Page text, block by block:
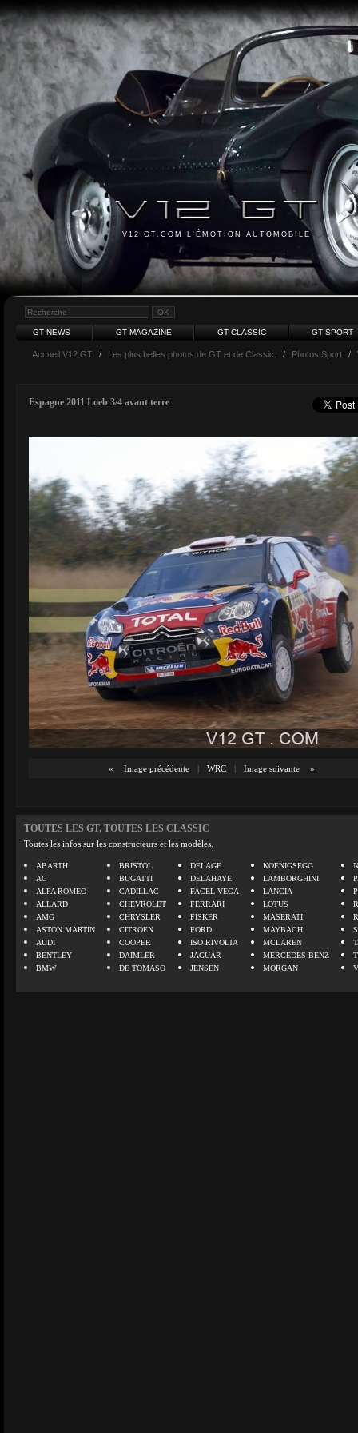
V12 GT.COM L'ÉMOTION AUTOMOBILE
GT NEWS GT MAGAZINE GT CLASSIC GT SPORT
Accueil V12 GT / Les plus belles photos de GT et de Classic. / Photos Sport /
Espagne 2011 Loeb 3/4 avant terre
« Image précédente | WRC | Image suivante »
TOUTES LES GT, TOUTES LES CLASSIC
Toutes les infos sur les constructeurs et les modèles.
ABARTH
AC
ALFA ROMEO
ALLARD
AMG
ASTON MARTIN
AUDI
BENTLEY
BMW
BRISTOL
BUGATTI
CADILLAC
CHEVROLET
CHRYSLER
CITROEN
COOPER
DAIMLER
DE TOMASO
DELAGE
DELAHAYE
FACEL VEGA
FERRARI
FISKER
FORD
ISO RIVOLTA
JAGUAR
JENSEN
KOENIGSEGG
LAMBORGHINI
LANCIA
LOTUS
MASERATI
MAYBACH
MCLAREN
MERCEDES BENZ
MORGAN